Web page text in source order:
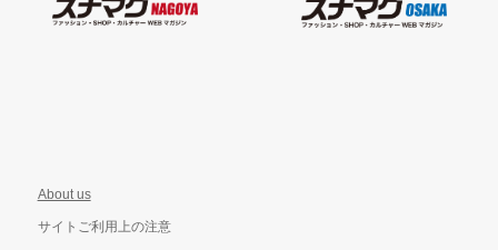
About us
サイトご利用上の注意